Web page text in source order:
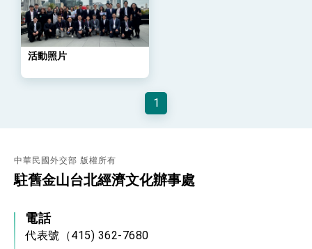
民調顯示多數國人滿意政府外交表現，高度支持
「總合外交」與台歐美日關係深化
總統以「韌性之島，希望之光」為題發表2026新
年談話
會 強調以實力守護台海和平 以決心掌握國家
變局中 奮起的新臺灣 總統發表國慶演說
總統重要談話
我國政府將在美國亞利桑納州設立「駐鳳凰城辦
事處」，進一步深化台美交流合作
活動照片
1
中華民國外交部 版權所有
駐舊金山台北經濟文化辦事處
電話
代表號（415) 362-7680